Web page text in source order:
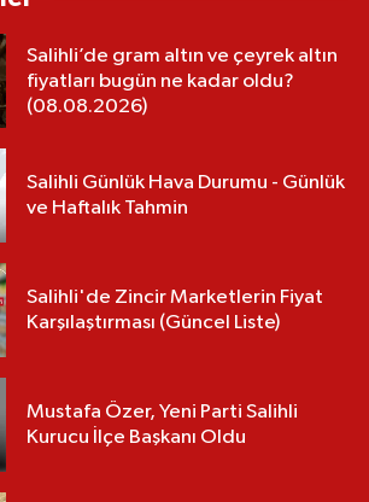
Salihli’de gram altın ve çeyrek altın
fiyatları bugün ne kadar oldu?
(08.08.2026)
Salihli Günlük Hava Durumu - Günlük
ve Haftalık Tahmin
Salihli'de Zincir Marketlerin Fiyat
Karşılaştırması (Güncel Liste)
Mustafa Özer, Yeni Parti Salihli
Kurucu İlçe Başkanı Oldu